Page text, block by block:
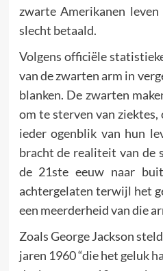
zwarte Amerikanen
slecht betaald.
Volgens officiële
van de zwarten arm in
blanken. De zwarten
om te sterven van
ieder ogenblik van hun
bracht de realiteit van de
de 21ste eeuw naar
achtergelaten terwijl het
een meerderheid van die
Zoals George Jackson
jaren 1960 “die het geluk